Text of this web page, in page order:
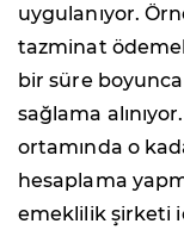
uygulanıyor.
tazminat
bir süre
sağlama
ortamında o
hesaplama
emeklilik şirketi